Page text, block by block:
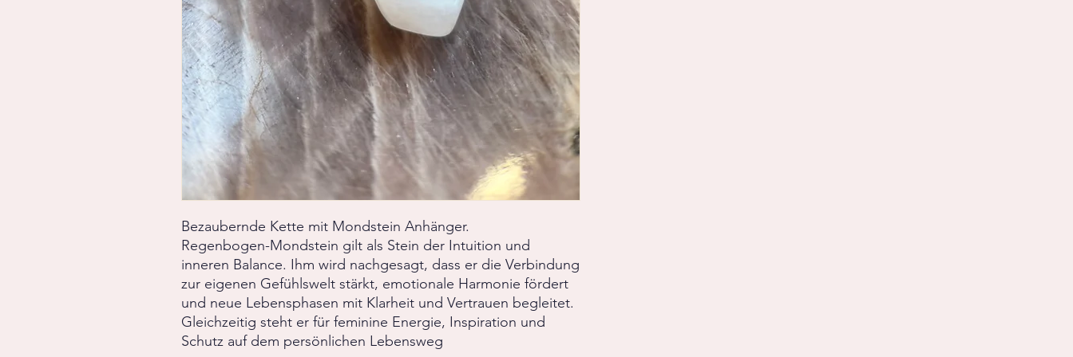
Bezaubernde Kette mit Mondstein Anhänger.
Regenbogen-Mondstein gilt als Stein der Intuition und
inneren Balance. Ihm wird nachgesagt, dass er die Verbindung
zur eigenen Gefühlswelt stärkt, emotionale Harmonie fördert
und neue Lebensphasen mit Klarheit und Vertrauen begleitet.
Gleichzeitig steht er für feminine Energie, Inspiration und
Schutz auf dem persönlichen Lebensweg